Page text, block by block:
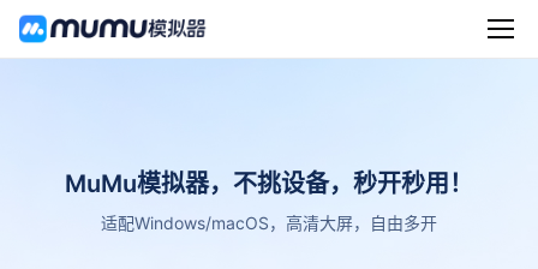
MuMu模拟器，不挑设备，秒开秒用！
适配Windows/macOS，高清大屏，自由多开